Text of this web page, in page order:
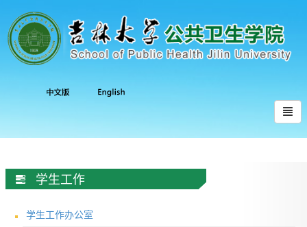
学生工作
学生工作办公室